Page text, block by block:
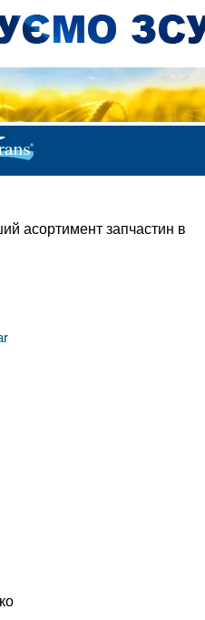
асортимент запчастин в